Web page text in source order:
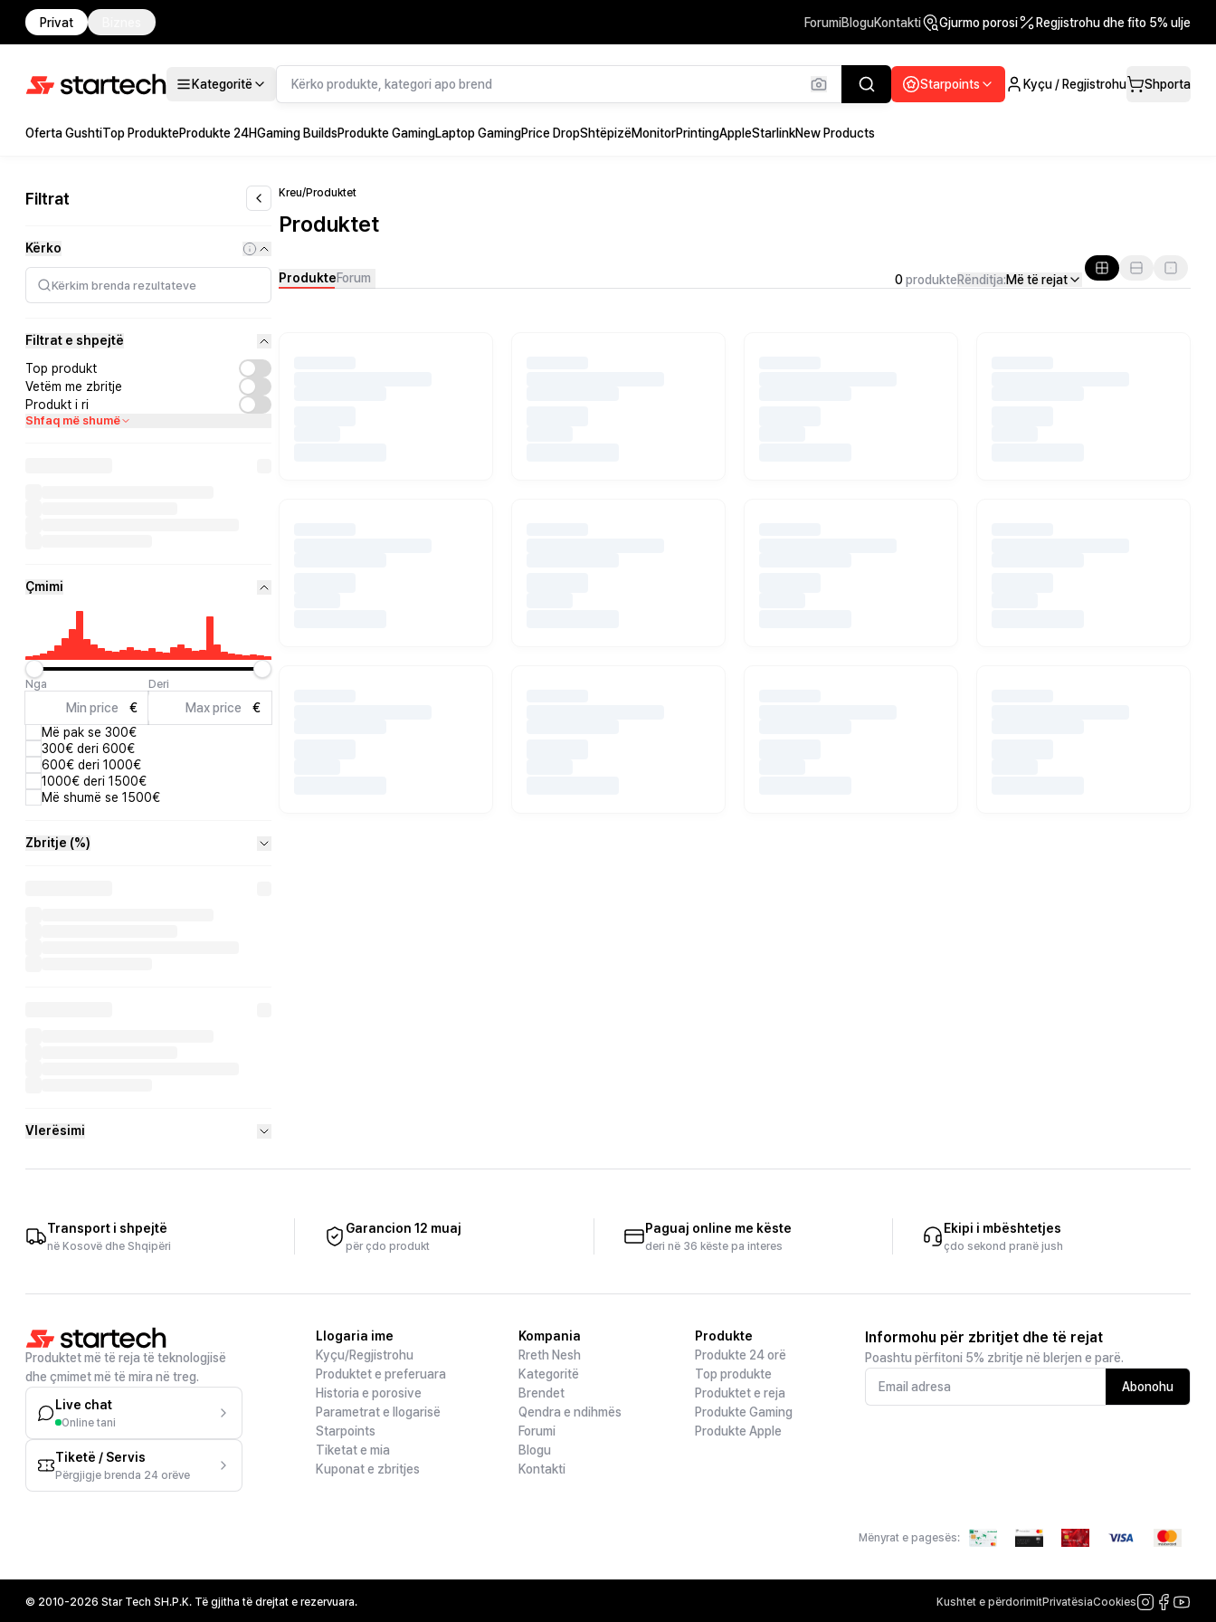
Privat ForumiBloguKontakti Gjurmo porosi Regjistrohu dhe fito 5% ulje
Kategoritë Starpoints Kyçu / Regjistrohu Shporta
Oferta GushtiTop ProdukteProdukte 24HGaming BuildsProdukte GamingLaptop GamingPrice DropShtëpizëMonitorPrintingAppleStarlinkNew Products
Filtrat
Kërko
Filtrat e shpejtë
Top produkt
Vetëm me zbritje
Produkt i ri
Shfaq më shumë
Çmimi
Nga
€
Deri
€
Më pak se 300€
300€ deri 600€
600€ deri 1000€
1000€ deri 1500€
Më shumë se 1500€
Zbritje (%)
Vlerësimi
Kreu/Produktet
Produktet
ProdukteForum 0produkteRënditja:Më të rejat
Transport i shpejtë
në Kosovë dhe Shqipëri
Garancion 12 muaj
për çdo produkt
Paguaj online me këste
deri në 36 këste pa interes
Ekipi i mbështetjes
çdo sekond pranë jush
Produktet më të reja të teknologjisë
dhe çmimet më të mira në treg.
Live chat
Online tani
Tiketë / Servis
Përgjigje brenda 24 orëve
Llogaria ime
Kyçu/Regjistrohu
Produktet e preferuara
Historia e porosive
Parametrat e llogarisë
Starpoints
Tiketat e mia
Kuponat e zbritjes
Kompania
Rreth Nesh
Kategoritë
Brendet
Qendra e ndihmës
Forumi
Blogu
Kontakti
Produkte
Produkte 24 orë
Top produkte
Produktet e reja
Produkte Gaming
Produkte Apple
Informohu për zbritjet dhe të rejat
Poashtu përfitoni 5% zbritje në blerjen e parë.
Abonohu
Mënyrat e pagesës:
© 2010-2026 Star Tech SH.P.K. Të gjitha të drejtat e rezervuara. Kushtet e përdorimitPrivatësiaCookies